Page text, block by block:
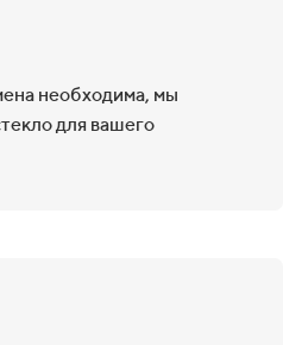
необходима, мы
для вашего